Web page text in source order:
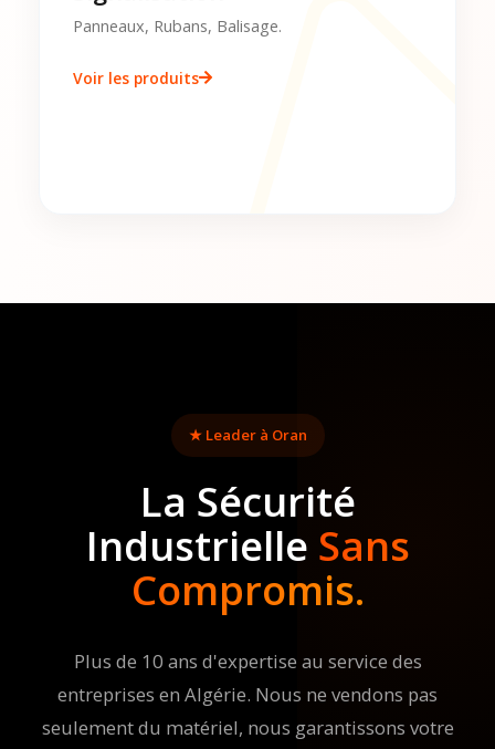
Panneaux, Rubans, Balisage.
Voir les produits
★ Leader à Oran
La Sécurité
Industrielle Sans
Compromis.
Plus de 10 ans d'expertise au service des
entreprises en Algérie. Nous ne vendons pas
seulement du matériel, nous garantissons votre